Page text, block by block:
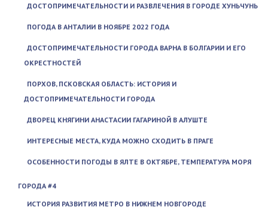
ДОСТОПРИМЕЧАТЕЛЬНОСТИ И РАЗВЛЕЧЕНИЯ В ГОРОДЕ ХУНЬЧУНЬ
ПОГОДА В АНТАЛИИ В НОЯБРЕ 2022 ГОДА
ДОСТОПРИМЕЧАТЕЛЬНОСТИ ГОРОДА ВАРНА В БОЛГАРИИ И ЕГО
ОКРЕСТНОСТЕЙ
ПОРХОВ, ПСКОВСКАЯ ОБЛАСТЬ: ИСТОРИЯ И
ДОСТОПРИМЕЧАТЕЛЬНОСТИ ГОРОДА
ДВОРЕЦ КНЯГИНИ АНАСТАСИИ ГАГАРИНОЙ В АЛУШТЕ
ИНТЕРЕСНЫЕ МЕСТА, КУДА МОЖНО СХОДИТЬ В ПРАГЕ
ОСОБЕННОСТИ ПОГОДЫ В ЯЛТЕ В ОКТЯБРЕ, ТЕМПЕРАТУРА МОРЯ
ГОРОДА #4
ИСТОРИЯ РАЗВИТИЯ МЕТРО В НИЖНЕМ НОВГОРОДЕ